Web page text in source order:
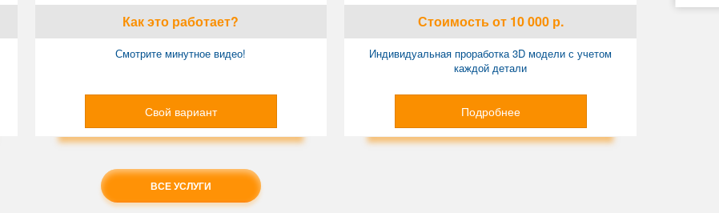
Как это работает?
Смотрите минутное видео!
Свой вариант
Стоимостьот 10 000р.
Индивидуальная проработка 3D модели с учетом
каждой детали
Подробнее
ВСЕ УСЛУГИ